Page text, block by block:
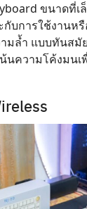
ขนาดที่เ
กับการใช้งานห
มล้ำ แบบทันสมั
นความโค้งมนเ